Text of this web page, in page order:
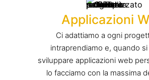
Applicazioni
Ci adattiamo a ogni
intraprendiamo e, quando
sviluppare applicazioni web
lo facciamo con la massima